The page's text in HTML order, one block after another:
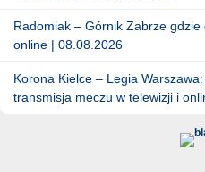
Radomiak – Górnik Zabrze
online | 08.08.2026
Korona Kielce – Legia
transmisja meczu w telewizji i